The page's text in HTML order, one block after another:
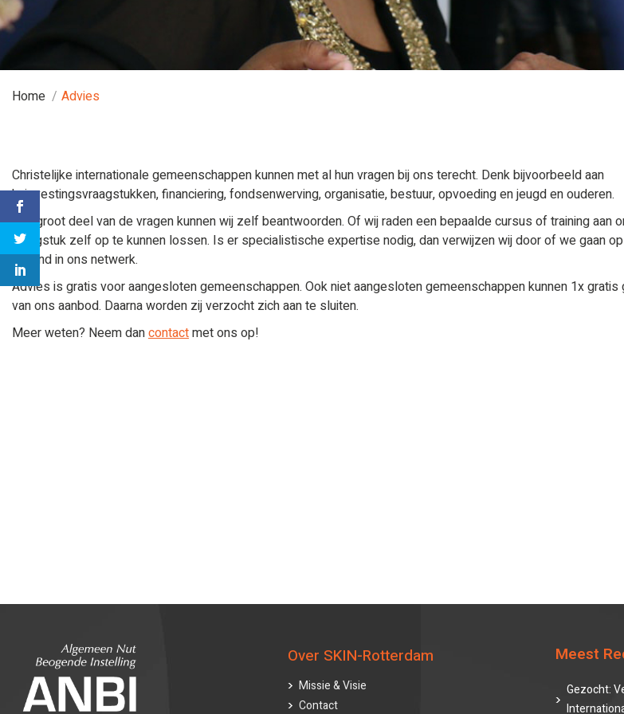
Home Advies
Christelijke internationale gemeenschappen kunnen met al hun vragen bij ons terecht. Denk bijvoorbeeld aan
huisvestingsvraagstukken, financiering, fondsenwerving, organisatie, bestuur, opvoeding en jeugd en ouderen.
Een groot deel van de vragen kunnen wij zelf beantwoorden. Of wij raden een bepaalde cursus of training aan
vraagstuk zelf op te kunnen lossen. Is er specialistische expertise nodig, dan verwijzen wij door of we gaan
iemand in ons netwerk.
Advies is gratis voor aangesloten gemeenschappen. Ook niet aangesloten gemeenschappen kunnen 1x gratis
van ons aanbod. Daarna worden zij verzocht zich aan te sluiten.
Meer weten? Neem dancontactmet ons op!
Over SKIN-Rotterdam
Missie & Visie
Contact
Meest
Gezocht: